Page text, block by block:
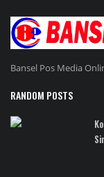
Bansel Pos Media
RANDOM POSTS